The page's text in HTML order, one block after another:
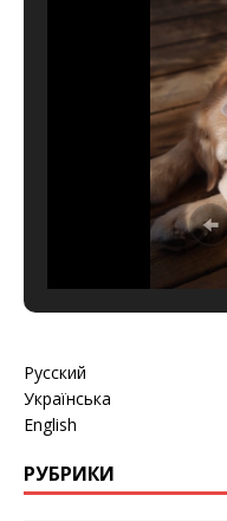
Русский
Українська
English
РУБРИКИ